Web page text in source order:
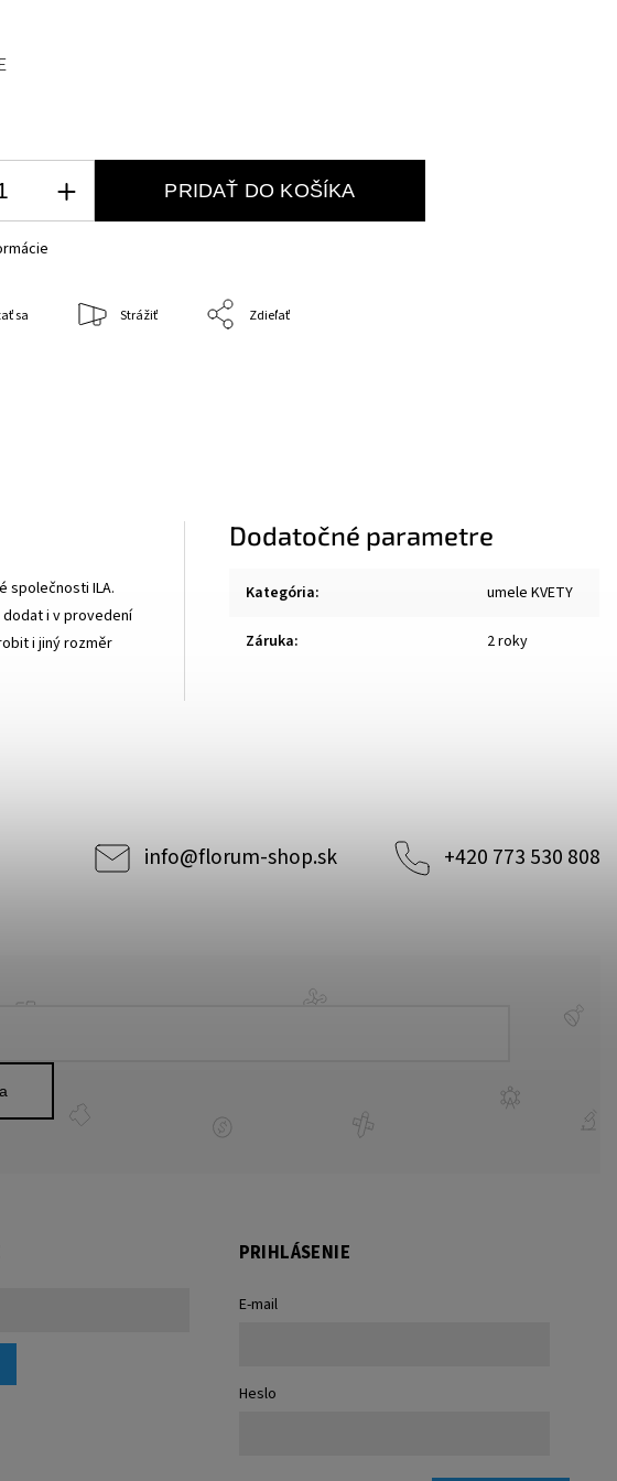
PRIDAŤ DO KOŠÍKA
sa Strážiť Zdieľať
společnosti ILA.
dodat i v provedení
i jiný rozměr
Dodatočné parametre
Kategória: umele KVETY
Záruka: 2 roky
info@florum-shop.sk +420 773 530 808
PRIHLÁSENIE
E-mail
Heslo